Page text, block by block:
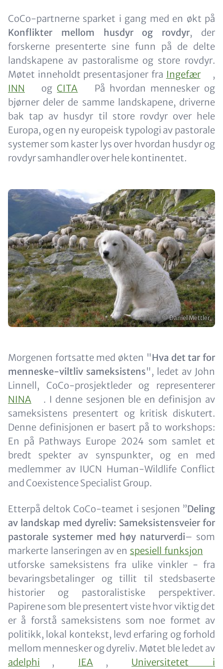
Content
CoCo-partnerne sparket i gang med en økt på
Konflikter mellom husdyr og rovdyr, der
forskerne presenterte sine funn på de delte
landskapene av pastoralisme og store rovdyr.
Møtet inneholdt presentasjoner fra Ingefær
,
INN
og CITA
På hvordan mennesker og
bjørner deler de samme landskapene, driverne
bak tap av husdyr til store rovdyr over hele
Europa, og en ny europeisk typologi av pastorale
systemer som kaster lys over hvordan husdyr og
rovdyr samhandler over hele kontinentet.
Image
Opphavsrett
© Daniel Mettler
Content
Morgenen fortsatte med økten "Hva det tar for
menneske-viltliv sameksistens", ledet av John
Linnell, CoCo-prosjektleder og representerer
NINA
. I denne sesjonen ble en definisjon av
sameksistens presentert og kritisk diskutert.
Denne definisjonen er basert på to workshops:
En på Pathways Europe 2024 som samlet et
bredt spekter av synspunkter, og en med
medlemmer av IUCN Human-Wildlife Conflict
and Coexistence Specialist Group.
Etterpå deltok CoCo-teamet i sesjonen ”Deling
av landskap med dyreliv: Sameksistensveier for
pastorale systemer med høy naturverdi– som
markerte lanseringen av en spesiell funksjon
utforske sameksistens fra ulike vinkler - fra
bevaringsbetalinger og tillit til stedsbaserte
historier og pastoralistiske perspektiver.
Papirene som ble presentert viste hvor viktig det
er å forstå sameksistens som noe formet av
politikk, lokal kontekst, levd erfaring og forhold
mellom mennesker og dyreliv. Møtet ble ledet av
adelphi
, IEA , Universitetet i